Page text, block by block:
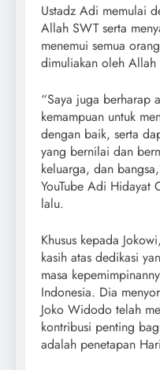
Ustadz Adi memulai
Allah SWT serta
menemui semua
dimuliakan oleh Allah
“Saya juga berharap
kemampuan untuk
dengan baik, serta
yang bernilai dan
keluarga, dan
YouTube Adi
lalu.
Khusus kepada
kasih atas dedikasi
masa
Indonesia. Dia
Joko Widodo telah
kontribusi penting
adalah penetapan